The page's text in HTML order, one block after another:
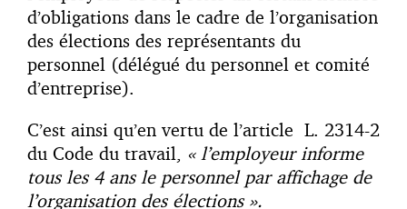
d’obligations dans le cadre de l’organisation
des élections des représentants du
personnel (délégué du personnel et comité
d’entreprise).
C’est ainsi qu’en vertu de l’article L. 2314-2
du Code du travail, « l’employeur informe
tous les 4 ans le personnel par affichage de
l’organisation des élections ».